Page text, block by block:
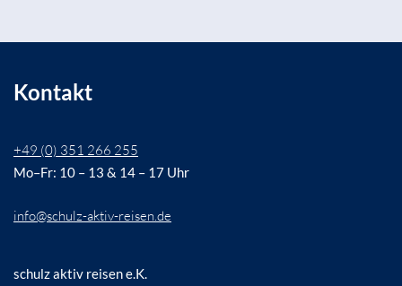
Kontakt
+49 (0) 351 266 255
Mo–Fr: 10 – 13 & 14 – 17 Uhr
info@schulz-aktiv-reisen.de
schulz aktiv reisen e.K.